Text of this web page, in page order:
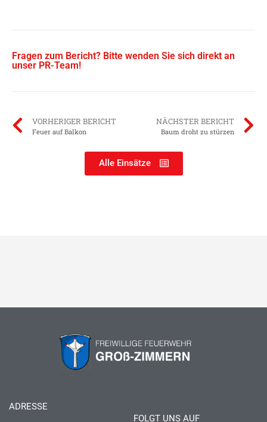
Fragen zum Bericht? Bitte wenden Sie sich direkt an
unser PR-Team!
VORHERIGER BERICHT
Feuer auf Balkon
NÄCHSTER BERICHT
Baum droht zu stürzen
Alle Einsätze
ADRESSE
FOLGT UNS AUF